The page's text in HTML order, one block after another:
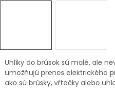
Servis náradia
Doprava a platba Váš
Uhlíky do brúsok sú malé, ale
umožňujú prenos elektrického
ako sú brúsky, vŕtačky alebo